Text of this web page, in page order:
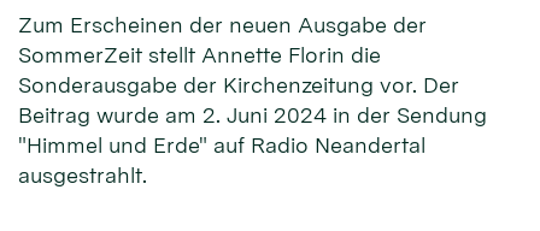
Zum Erscheinen der neuen Ausgabe der
SommerZeit stellt Annette Florin die
Sonderausgabe der Kirchenzeitung vor. Der
Beitrag wurde am 2. Juni 2024 in der Sendung
"Himmel und Erde" auf Radio Neandertal
ausgestrahlt.